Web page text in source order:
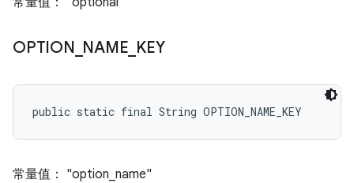
OPTION NAME KEY
public static final String OPTION_NAME_KEY
常量值： "option_name"